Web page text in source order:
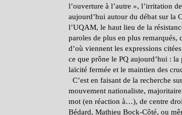
l’ouverture à l’autre », l’irritation
aujourd’hui autour du débat sur la
l’UQAM, le haut lieu de la
paroles de plus en plus
d’où viennent les expressions
ce que prône le PQ aujourd’hui :
laïcité fermée et le maintien des
C’est en faisant de la recherche
mouvement nationaliste,
mot (en réaction à…), de centre
Bédard, Mathieu Bock-Côté, ou